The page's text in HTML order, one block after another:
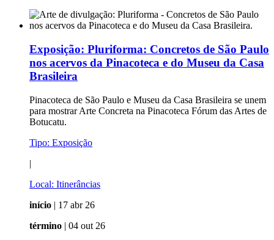
Exposição: Pluriforma: Concretos de São Paulo
nos acervos da Pinacoteca e do Museu da Casa
Brasileira
Pinacoteca de São Paulo e Museu da Casa Brasileira se unem
para mostrar Arte Concreta na Pinacoteca Fórum das Artes de
Botucatu.
Tipo: Exposição
|
Local: Itinerâncias
início | 17 abr 26
término | 04 out 26